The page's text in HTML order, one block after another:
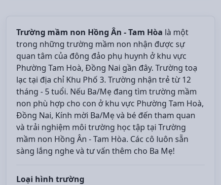
Trường mầm non Hồng Ân - Tam Hòa là một
trong những trường mầm non nhận được sự
quan tâm của đông đảo phụ huynh ở khu vực
Phường Tam Hoà, Đồng Nai gần đây. Trường toạ
lạc tại địa chỉ Khu Phố 3. Trường nhận trẻ từ 12
tháng - 5 tuổi. Nếu Ba/Mẹ đang tìm trường mầm
non phù hợp cho con ở khu vực Phường Tam Hoà,
Đồng Nai, Kính mời Ba/Mẹ và bé đến tham quan
và trải nghiệm môi trường học tập tại Trường
mầm non Hồng Ân - Tam Hòa. Các cô luôn sẵn
sàng lắng nghe và tư vấn thêm cho Ba Mẹ!
Loại hình trường